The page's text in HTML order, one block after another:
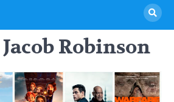
Jacob Robinson